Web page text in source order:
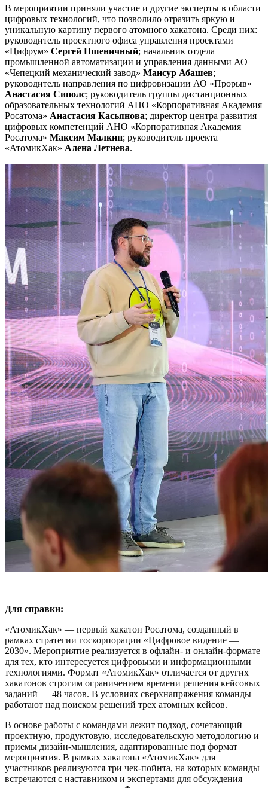
В мероприятии приняли участие и другие эксперты в области
цифровых технологий, что позволило отразить яркую и
уникальную картину первого атомного хакатона. Среди них:
руководитель проектного офиса управления проектами
«Цифрум» Сергей Пшеничный; начальник отдела
промышленной автоматизации и управления данными АО
«Чепецкий механический завод» Мансур Абашев;
руководитель направления по цифровизации АО «Прорыв»
Анастасия Сиполс; руководитель группы дистанционных
образовательных технологий АНО «Корпоративная Академия
Росатома» Анастасия Касьянова; директор центра развития
цифровых компетенций АНО «Корпоративная Академия
Росатома» Максим Малкин; руководитель проекта
«АтомикХак» Алена Летнева.
Для справки:
«АтомикХак» — первый хакатон Росатома, созданный в
рамках стратегии госкорпорации «Цифровое видение —
2030». Мероприятие реализуется в офлайн- и онлайн-формате
для тех, кто интересуется цифровыми и информационными
технологиями. Формат «АтомикХак» отличается от других
хакатонов строгим ограничением времени решения кейсовых
заданий — 48 часов. В условиях сверхнапряжения команды
работают над поиском решений трех атомных кейсов.
В основе работы с командами лежит подход, сочетающий
проектную, продуктовую, исследовательскую методологию и
приемы дизайн-мышления, адаптированные под формат
мероприятия. В рамках хакатона «АтомикХак» для
участников реализуются три чек-пойнта, на которых команды
встречаются с наставником и экспертами для обсуждения